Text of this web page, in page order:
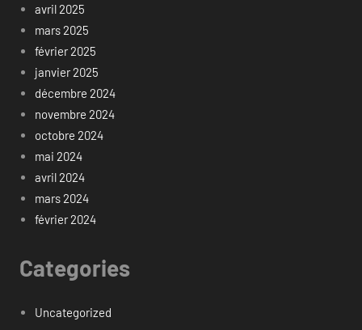
avril 2025
mars 2025
février 2025
janvier 2025
décembre 2024
novembre 2024
octobre 2024
mai 2024
avril 2024
mars 2024
février 2024
Categories
Uncategorized